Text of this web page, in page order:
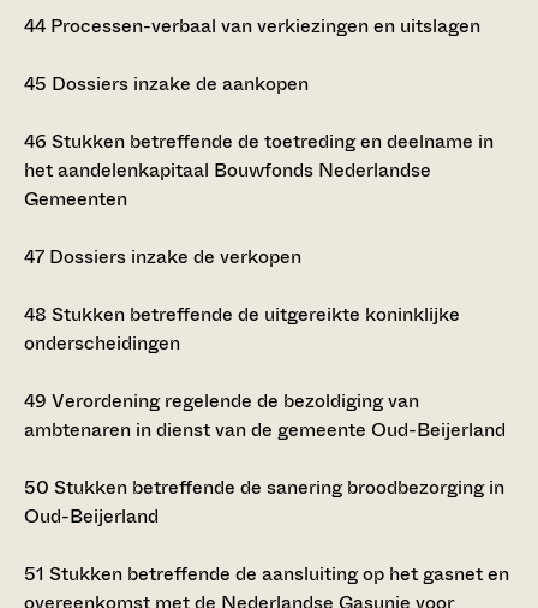
44 Processen-verbaal van verkiezingen en uitslagen
45 Dossiers inzake de aankopen
46 Stukken betreffende de toetreding en deelname in
het aandelenkapitaal Bouwfonds Nederlandse
Gemeenten
47 Dossiers inzake de verkopen
48 Stukken betreffende de uitgereikte koninklijke
onderscheidingen
49 Verordening regelende de bezoldiging van
ambtenaren in dienst van de gemeente Oud-Beijerland
50 Stukken betreffende de sanering broodbezorging in
Oud-Beijerland
51 Stukken betreffende de aansluiting op het gasnet en